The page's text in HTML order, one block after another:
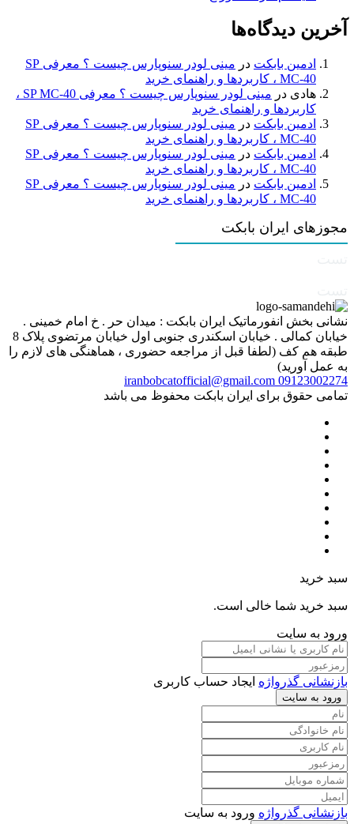
آخرین دیدگاه‌ها
ادمین بابکت در
مینی لودر سنوپارس چیست ؟ معرفی SP
MC-40 ، کاربردها و راهنمای خرید
هادی در
مینی لودر سنوپارس چیست ؟ معرفی SP MC-40 ،
کاربردها و راهنمای خرید
ادمین بابکت در
مینی لودر سنوپارس چیست ؟ معرفی SP
MC-40 ، کاربردها و راهنمای خرید
ادمین بابکت در
مینی لودر سنوپارس چیست ؟ معرفی SP
MC-40 ، کاربردها و راهنمای خرید
ادمین بابکت در
مینی لودر سنوپارس چیست ؟ معرفی SP
MC-40 ، کاربردها و راهنمای خرید
مجوزهای ایران بابکت
نشانی بخش انفورماتیک ایران بابکت : میدان حر . خ امام خمینی .
خیابان کمالی . خیابان اسکندری جنوبی اول خیابان مرتضوی پلاک 8
طبقه هم کف (لطفا قبل از مراجعه حضوری ، هماهنگی های لازم را
به عمل آورید)
09123002274
iranbobcatofficial@gmail.com
تمامی حقوق برای ایران بابکت محفوظ می باشد
سبد خرید
سبد خرید شما خالی است.
ورود به سایت
بازنشانی گذرواژه ایجاد حساب کاربری
ورود به سایت
بازنشانی گذرواژه ورود به سایت